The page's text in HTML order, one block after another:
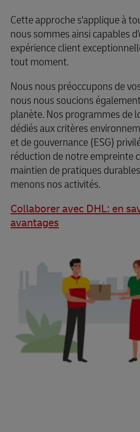
Cette approche s'applique à
nous sommes ainsi capables
expérience client
tout moment.
Nous nous préoccupons de
nous nous soucions
planète. Nos programmes de
dédiés aux critères
et de gouvernance (ESG)
réduction de notre empreinte
maintien de pratiques
menons nos activités.
Collaborer avec DHL: en
avantages